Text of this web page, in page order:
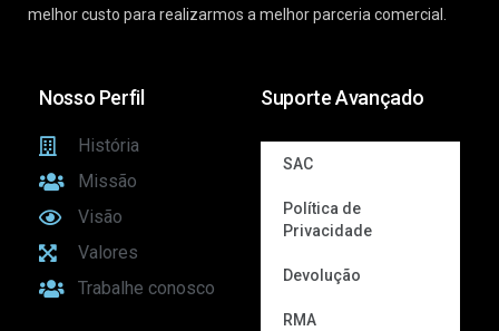
melhor custo para realizarmos a melhor parceria comercial.
Nosso Perfil
História
Missão
Visão
Valores
Trabalhe conosco
Suporte Avançado
SAC
Política de
Privacidade
Devolução
RMA